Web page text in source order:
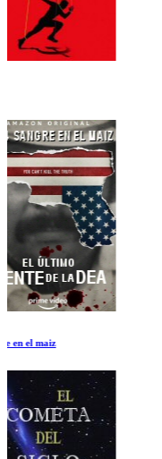
Estan los Aliens Dentro